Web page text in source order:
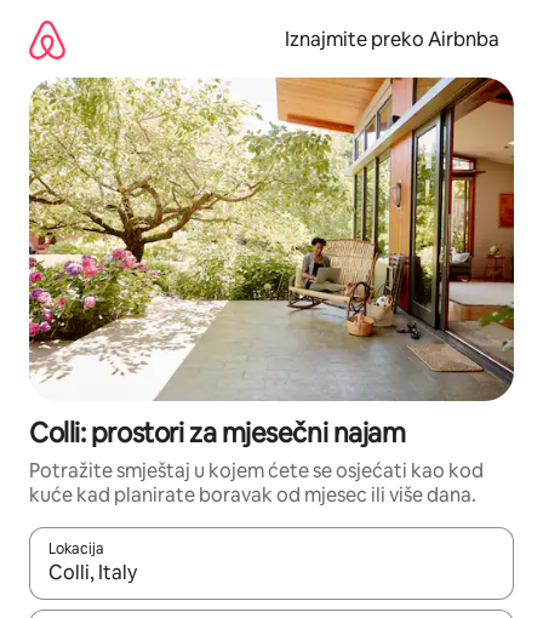
sadržaj
Iznajmite preko Airbnba
Colli: prostori za mjesečni najam
Potražite smještaj u kojem ćete se osjećati kao kod
kuće kad planirate boravak od mjesec ili više dana.
Lokacija
Kada budu dostupni rezultati, moći ćete ih pregledati